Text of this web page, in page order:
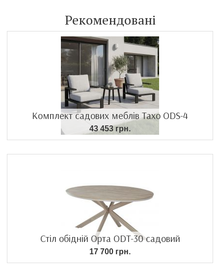
Рекомендовані
Комплект садових меблів Тахо ODS-4
43 453 грн.
Стіл обідній Орта ODT-30 садовий
17 700 грн.